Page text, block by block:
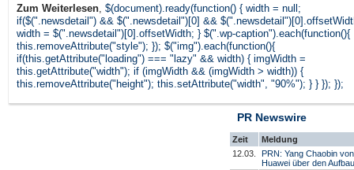
Zum Weiterlesen, $(document).ready(function() { width = null;
if($(".newsdetail") && $(".newsdetail")[0] &&
width = $(".newsdetail")[0].offsetWidth; } $(".wp-caption").each(function(){
this.removeAttribute("style"); }); $("img").each(function(){
if(this.getAttribute("loading") === "lazy" && width) { imgWidth =
this.getAttribute("width"); if (imgWidth && (imgWidth > width)) {
this.removeAttribute("height"); this.setAttribute("width", "90%"); } } }); });
PR Newswire
Zeit
Meldung
12.03.
PRN: Yang Chaobin von
Huawei über den